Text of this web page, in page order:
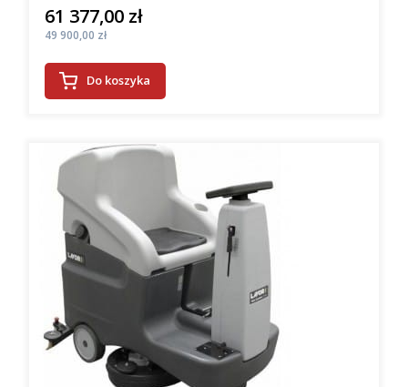
Cena
61 377,00 zł
Cena
49 900,00 zł
Do koszyka